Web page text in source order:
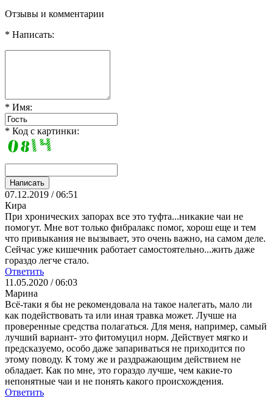
Отзывы и комментарии
* Написать:
* Имя:
* Код с картинки:
07.12.2019 / 06:51
Кира
При хронических запорах все это туфта...никакие чаи не
помогут. Мне вот только фибралакс помог, хорош еще и тем
что привыкания не вызывает, это очень важно, на самом деле.
Сейчас уже кишечник работает самостоятельно...жить даже
гораздо легче стало.
Ответить
11.05.2020 / 06:03
Марина
Всё-таки я бы не рекомендовала на такое налегать, мало ли
как подействовать та или иная травка может. Лучше на
проверенные средства полагаться. Для меня, например, самый
лучший вариант- это фитомуцил норм. Действует мягко и
предсказуемо, особо даже запариваться не приходится по
этому поводу. К тому же и раздражающим действием не
обладает. Как по мне, это гораздо лучше, чем какие-то
непонятные чаи и не понять какого происхождения.
Ответить